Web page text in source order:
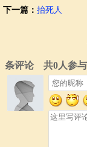
下一篇： 抬死人